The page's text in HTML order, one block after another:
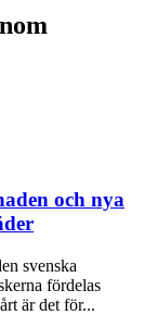
och nya
svenska
fördelas
är det för...